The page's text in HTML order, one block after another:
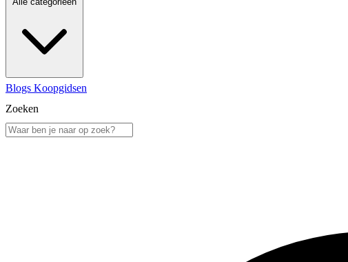
Blogs Koopgidsen
Zoeken